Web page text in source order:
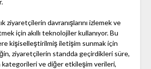
ziyaretçilerin davranışlarını izlemek ve
için akıllı teknolojiler kullanıyor. Bu
kişiselleştirilmiş iletişim sunmak için
ziyaretçilerin standda geçirdikleri süre,
ve diğer etkileşim verileri,